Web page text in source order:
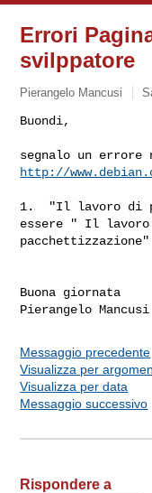
Errori
svilppatore
Pierangelo Mancusi
Buondi,
http://
1.  "Il lavoro di
essere " Il
pacchettizzazione"
Buona giornata
Messaggio precedente
Visualizza per
Visualizza per data
Messaggio successivo
Rispondere a